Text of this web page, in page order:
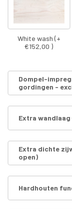
White wash (+
€152,00 )
Dompel-
gordingen -
Extra wandlaag
Extra dichte
open)
Hardhouten